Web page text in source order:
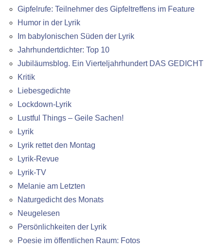
Gipfelrufe: Teilnehmer des Gipfeltreffens im Feature
Humor in der Lyrik
Im babylonischen Süden der Lyrik
Jahrhundertdichter: Top 10
Jubiläumsblog. Ein Vierteljahrhundert DAS GEDICHT
Kritik
Liebesgedichte
Lockdown-Lyrik
Lustful Things – Geile Sachen!
Lyrik
Lyrik rettet den Montag
Lyrik-Revue
Lyrik-TV
Melanie am Letzten
Naturgedicht des Monats
Neugelesen
Persönlichkeiten der Lyrik
Poesie im öffentlichen Raum: Fotos